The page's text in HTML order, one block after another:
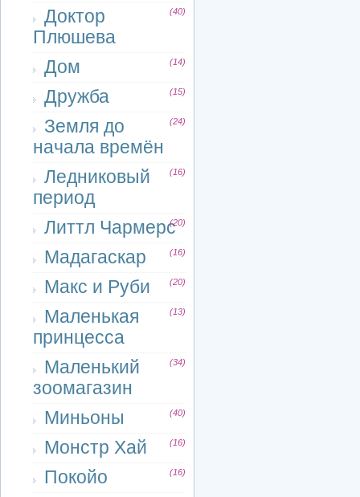
Доктор
Плюшева
(40)
Дом (14)
Дружба (15)
Земля до
начала времён
(24)
Ледниковый
период
(16)
Литтл Чармерс(20)
Мадагаскар (16)
Макс и Руби (20)
Маленькая
принцесса
(13)
Маленький
зоомагазин
(34)
Миньоны (40)
Монстр Хай (16)
Покойо (16)